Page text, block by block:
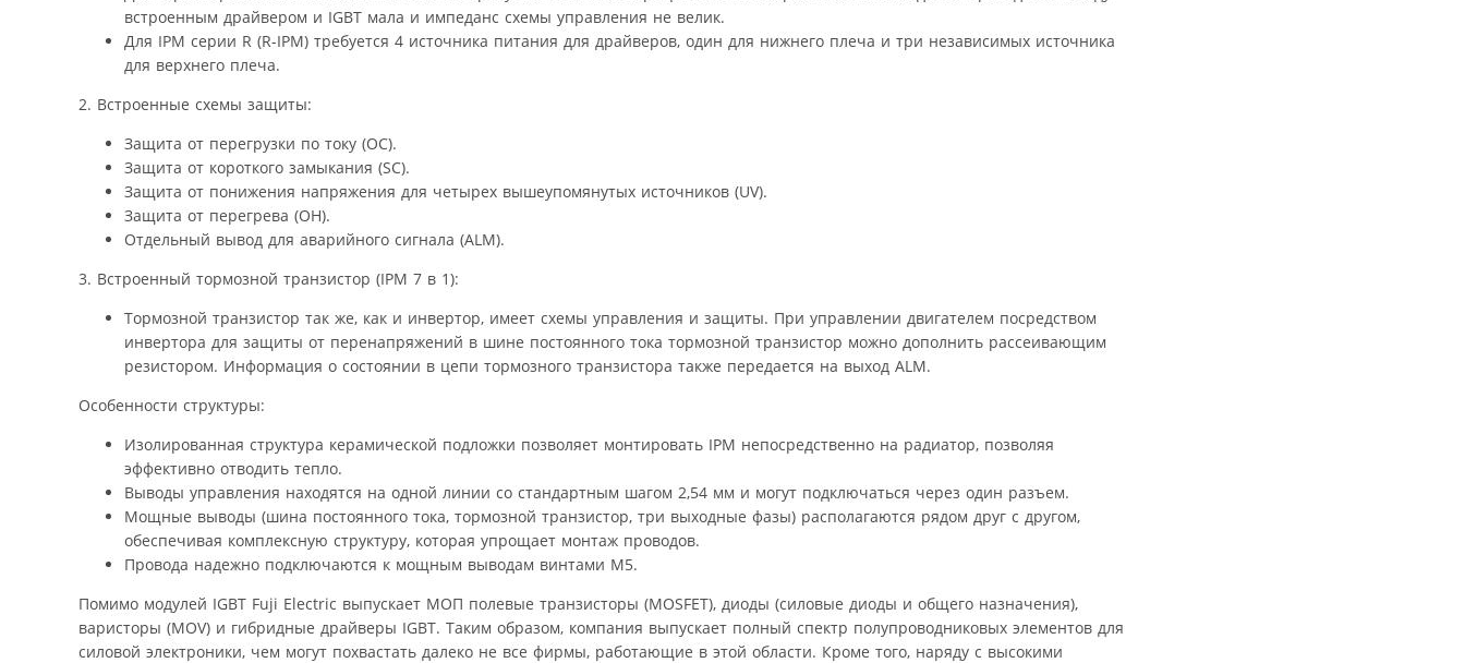
встроенным драйвером и IGBT мала и импеданс схемы управления не велик.
Для IPM серии R (R-IPM) требуется 4 источника питания для драйверов, один для нижнего плеча и три независимых источника
для верхнего плеча.
2. Встроенные схемы защиты:
Защита от перегрузки по току (OC).
Защита от короткого замыкания (SC).
Защита от понижения напряжения для четырех вышеупомянутых источников (UV).
Защита от перегрева (OH).
Отдельный вывод для аварийного сигнала (ALM).
3. Встроенный тормозной транзистор (IPM 7 в 1):
Тормозной транзистор так же, как и инвертор, имеет схемы управления и защиты. При управлении двигателем посредством
инвертора для защиты от перенапряжений в шине постоянного тока тормозной транзистор можно дополнить рассеивающим
резистором. Информация о состоянии в цепи тормозного транзистора также передается на выход ALM.
Особенности структуры:
Изолированная структура керамической подложки позволяет монтировать IPM непосредственно на радиатор, позволяя
эффективно отводить тепло.
Выводы управления находятся на одной линии со стандартным шагом 2,54 мм и могут подключаться через один разъем.
Мощные выводы (шина постоянного тока, тормозной транзистор, три выходные фазы) располагаются рядом друг с другом,
обеспечивая комплексную структуру, которая упрощает монтаж проводов.
Провода надежно подключаются к мощным выводам винтами M5.
Помимо модулей IGBT Fuji Electric выпускает МОП полевые транзисторы (MOSFET), диоды (силовые диоды и общего назначения),
варисторы (MOV) и гибридные драйверы IGBT. Таким образом, компания выпускает полный спектр полупроводниковых элементов для
силовой электроники, чем могут похвастать далеко не все фирмы, работающие в этой области. Кроме того, наряду с высокими